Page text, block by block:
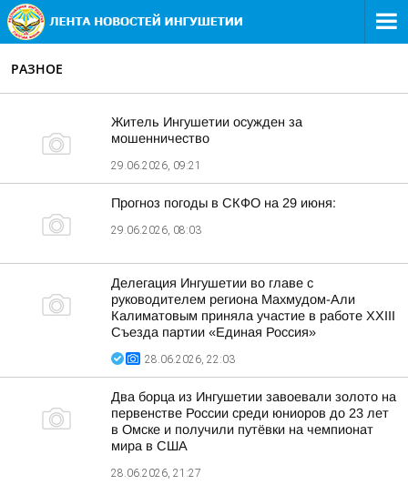
РАЗНОЕ
Житель Ингушетии осужден за
мошенничество
29.06.2026, 09:21
Прогноз погоды в СКФО на 29 июня:
29.06.2026, 08:03
Делегация Ингушетии во главе с
руководителем региона Махмудом-Али
Калиматовым приняла участие в работе XXIII
Съезда партии «Единая Россия»
28.06.2026, 22:03
Два борца из Ингушетии завоевали золото на
первенстве России среди юниоров до 23 лет
в Омске и получили путёвки на чемпионат
мира в США
28.06.2026, 21:27